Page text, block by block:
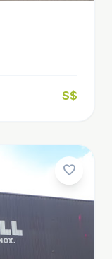
$$
favorite